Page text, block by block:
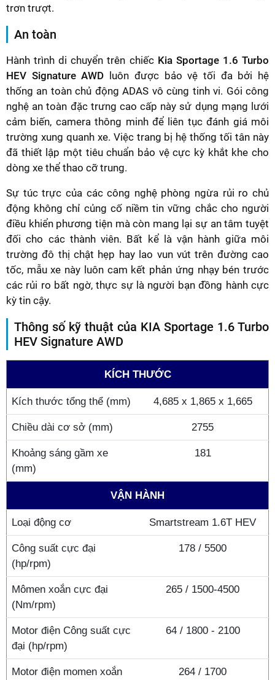
trơn trượt.
An toàn
Hành trình di chuyển trên chiếc Kia Sportage 1.6 Turbo
HEV Signature AWD luôn được bảo vệ tối đa bởi hệ
thống an toàn chủ động ADAS vô cùng tinh vi. Gói công
nghệ an toàn đặc trưng cao cấp này sử dụng mạng lưới
cảm biến, camera thông minh để liên tục đánh giá môi
trường xung quanh xe. Việc trang bị hệ thống tối tân này
đã thiết lập một tiêu chuẩn bảo vệ cực kỳ khắt khe cho
dòng xe thể thao cỡ trung.
Sự túc trực của các công nghệ phòng ngừa rủi ro chủ
động không chỉ củng cố niềm tin vững chắc cho người
điều khiển phương tiện mà còn mang lại sự an tâm tuyệt
đối cho các thành viên. Bất kể là vận hành giữa môi
trường đô thị chật hẹp hay lao vun vút trên đường cao
tốc, mẫu xe này luôn cam kết phản ứng nhạy bén trước
các rủi ro bất ngờ, thực sự là người bạn đồng hành cực
kỳ tin cậy.
Thông số kỹ thuật của KIA Sportage 1.6 Turbo
HEV Signature AWD
KÍCH THƯỚC
Kích thước tổng thể (mm) 4,685 x 1,865 x 1,665
Chiều dài cơ sở (mm) 2755
Khoảng sáng gầm xe
(mm)
181
VẬN HÀNH
Loại động cơ Smartstream 1.6T HEV
Công suất cực đại
(hp/rpm)
178 / 5500
Mômen xoắn cực đại
(Nm/rpm)
265 / 1500-4500
Motor điện Công suất cực
đại (hp/rpm)
64 / 1800 - 2100
Motor điện momen xoắn
264 / 1700